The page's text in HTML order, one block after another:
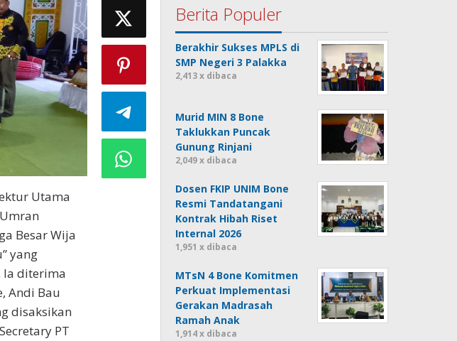
Utama
Besar Wija
yang
Ia diterima
Andi Bau
disaksikan
PT
Berita Populer
Berakhir Sukses MPLS di
SMP Negeri 3 Palakka
2,413 x dibaca
Murid MIN 8 Bone
Taklukkan Puncak
Gunung Rinjani
2,049 x dibaca
Dosen FKIP UNIM Bone
Resmi Tandatangani
Kontrak Hibah Riset
Internal 2026
1,951 x dibaca
MTsN 4 Bone Komitmen
Perkuat Implementasi
Gerakan Madrasah
Ramah Anak
1,914 x dibaca